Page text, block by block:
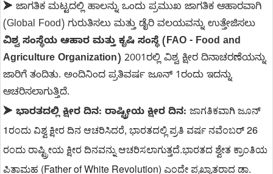
➤ ಜಾಗತಿಕ ಮಟ್ಟದಲ್ಲಿ ಹಾಲನ್ನು ಒಂದು ಪ್ರಮುಖ ಜಾಗತಿಕ ಆಹಾರವಾಗಿ
(Global Food) ಗುರುತಿಸಲು ಮತ್ತು ಡೈರಿ ವಲಯವನ್ನು ಉತ್ತೇಜಿಸಲು
ವಿಶ್ವ ಸಂಸ್ಥೆಯ ಆಹಾರ ಮತ್ತು ಕೃಷಿ ಸಂಸ್ಥೆ (FAO - Food and
Agriculture Organization) 2001ರಲ್ಲಿ ವಿಶ್ವ ಕ್ಷೀರ ದಿನಾಚರಣೆಯನ್ನು
ಜಾರಿಗೆ ತಂದಿತು. ಅಂದಿನಿಂದ ಪ್ರತಿವರ್ಷ ಜೂನ್ 1ರಂದು ಇದನ್ನು
ಆಚರಿಸಲಾಗುತ್ತಿದೆ.
➤ ಭಾರತದಲ್ಲಿ ಕ್ಷೀರ ದಿನ: ರಾಷ್ಟ್ರೀಯ ಕ್ಷೀರ ದಿನ: ಜಾಗತಿಕವಾಗಿ ಜೂನ್
1ರಂದು ವಿಶ್ವ ಕ್ಷೀರ ದಿನ ಆಚರಿಸಿದರೆ, ಭಾರತದಲ್ಲಿ ಪ್ರತಿ ವರ್ಷ ನವೆಂಬರ್ 26
ರಂದು ರಾಷ್ಟ್ರೀಯ ಕ್ಷೀರ ದಿನವನ್ನು ಆಚರಿಸಲಾಗುತ್ತದೆ.ಭಾರತದ ಶ್ವೇತ ಕ್ರಾಂತಿಯ
ಪಿತಾಮಹ (Father of White Revolution) ಎಂದೇ ಪ್ರಖ್ಯಾತರಾದ ಡಾ.